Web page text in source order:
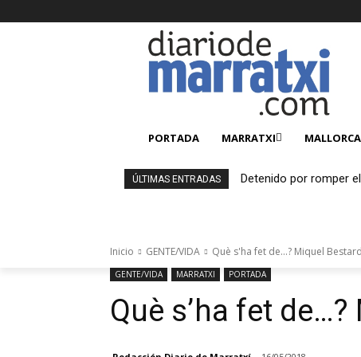
PORTADA MARRATXI MALLORCA
ÚLTIMAS ENTRADAS
Detenido por romper
Inicio GENTE/VIDA Què s'ha fet de...? Miquel Bestard
GENTE/VIDA MARRATXI PORTADA
Què s’ha fet